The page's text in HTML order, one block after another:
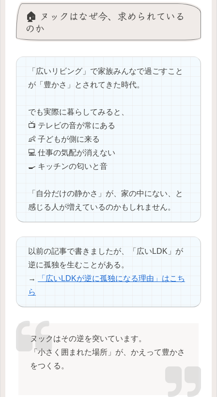
🏠 ヌックはなぜ今、求められている
のか
「広いリビング」で家族みんなで過ごすこと
が「豊かさ」とされてきた時代。
でも実際に暮らしてみると、
📺 テレビの音が常にある
👶 子どもが側に来る
💻 仕事の気配が消えない
🍳 キッチンの匂いと音
「自分だけの静かさ」が、家の中にない、と
感じる人が増えているのかもしれません。
以前の記事で書きましたが、「広いLDK」が
逆に孤独を生むことがある。
→
「広いLDKが逆に孤独になる理由」はこち
ら
ヌックはその逆を突いています。
「小さく囲まれた場所」が、かえって豊かさ
をつくる。